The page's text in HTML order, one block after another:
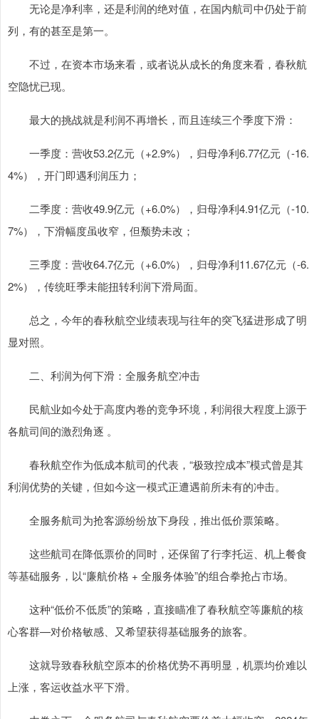
无论是净利率，还是利润的绝对值，在国内航司中仍处于前
列，有的甚至是第一。
不过，在资本市场来看，或者说从成长的角度来看，春秋航
空隐忧已现。
最大的挑战就是利润不再增长，而且连续三个季度下滑：
一季度：营收53.2亿元（+2.9%），归母净利6.77亿元（-16.
4%），开门即遇利润压力；
二季度：营收49.9亿元（+6.0%），归母净利4.91亿元（-10.
7%），下滑幅度虽收窄，但颓势未改；
三季度：营收64.7亿元（+6.0%），归母净利11.67亿元（-6.
2%），传统旺季未能扭转利润下滑局面。
总之，今年的春秋航空业绩表现与往年的突飞猛进形成了明
显对照。
二、利润为何下滑：全服务航空冲击
民航业如今处于高度内卷的竞争环境，利润很大程度上源于
各航司间的激烈角逐 。
春秋航空作为低成本航司的代表，“极致控成本”模式曾是其
利润优势的关键，但如今这一模式正遭遇前所未有的冲击。
全服务航司为抢客源纷纷放下身段，推出低价票策略。
这些航司在降低票价的同时，还保留了行李托运、机上餐食
等基础服务，以“廉航价格 + 全服务体验”的组合拳抢占市场。
这种“低价不低质”的策略，直接瞄准了春秋航空等廉航的核
心客群—对价格敏感、又希望获得基础服务的旅客。
这就导致春秋航空原本的价格优势不再明显，机票均价难以
上涨，客运收益水平下滑。